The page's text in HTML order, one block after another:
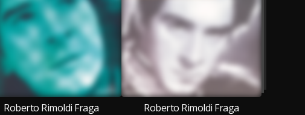
Roberto Rimoldi Fraga
Roberto Rimoldi Fraga